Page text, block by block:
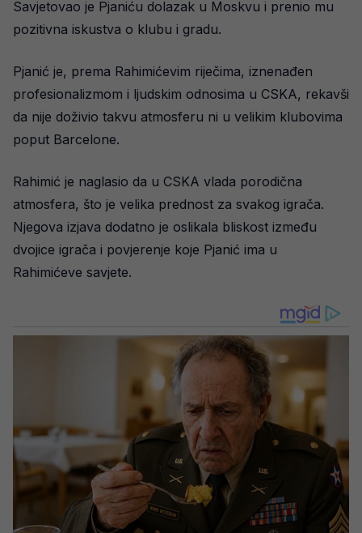
Savjetovao je Pjaniću dolazak u Moskvu i prenio mu
pozitivna iskustva o klubu i gradu.
Pjanić je, prema Rahimićevim riječima, iznenađen
profesionalizmom i ljudskim odnosima u CSKA, rekavši
da nije doživio takvu atmosferu ni u velikim klubovima
poput Barcelone.
Rahimić je naglasio da u CSKA vlada porodična
atmosfera, što je velika prednost za svakog igrača.
Njegova izjava dodatno je oslikala bliskost između
dvojice igrača i povjerenje koje Pjanić ima u
Rahimićeve savjete.